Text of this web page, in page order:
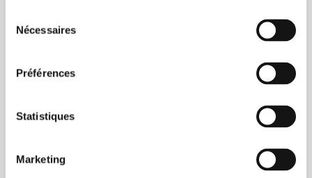
Nécessaires
Préférences
Statistiques
Marketing